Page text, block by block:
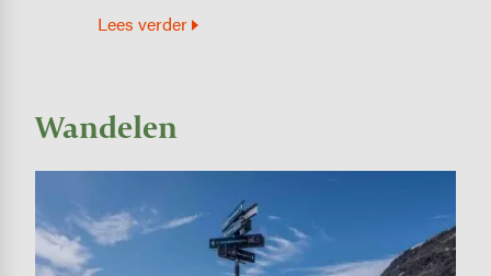
Lees verder
Wandelen